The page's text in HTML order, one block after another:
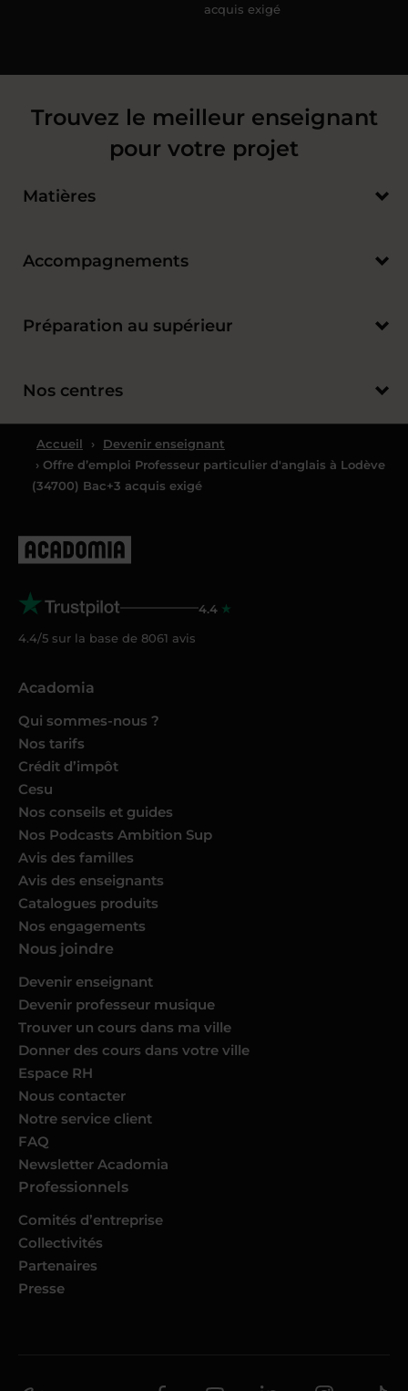
acquis exigé
Trouvez le meilleur enseignant
pour votre projet
Matières
Accompagnements
Préparation au supérieur
Nos centres
Accueil ›
Devenir enseignant
› Offre d’emploi Professeur particulier d'anglais à Lodève
(34700) Bac+3 acquis exigé
4.4
4.4/5 sur la base de 8061 avis
Acadomia
Qui sommes-nous ?
Nos tarifs
Crédit d’impôt
Cesu
Nos conseils et guides
Nos Podcasts Ambition Sup
Avis des familles
Avis des enseignants
Catalogues produits
Nos engagements
Nous joindre
Devenir enseignant
Devenir professeur musique
Trouver un cours dans ma ville
Donner des cours dans votre ville
Espace RH
Nous contacter
Notre service client
FAQ
Newsletter Acadomia
Professionnels
Comités d’entreprise
Collectivités
Partenaires
Presse